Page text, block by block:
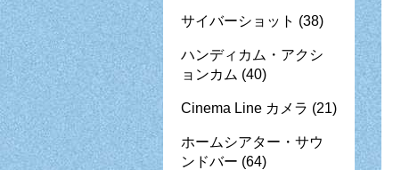
サイバーショット (38)
ハンディカム・アクシ
ョンカム (40)
Cinema Line カメラ (21)
ホームシアター・サウ
ンドバー (64)